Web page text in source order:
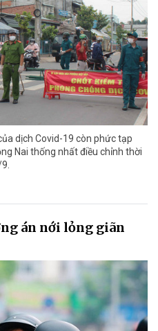
dịch Covid-19 còn phức tạp
Nai thống nhất điều chỉnh thời
án nới lỏng giãn